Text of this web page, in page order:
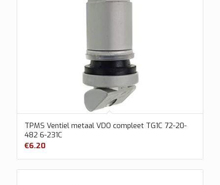
TPMS Ventiel metaal VDO compleet TG1C 72-20-
482 6-231C
€6.20